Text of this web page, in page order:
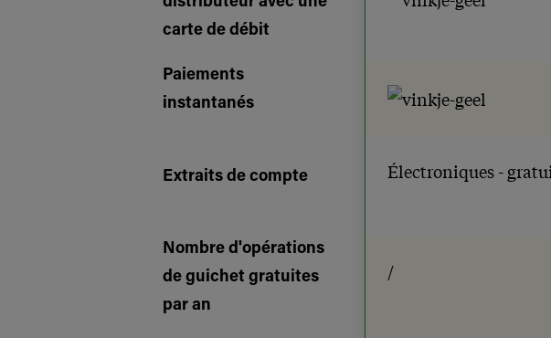
carte de débit
Paiements
instantanés
Extraits de compte
Nombre d'opérations
de guichet gratuites
par an
Électroniques -
/